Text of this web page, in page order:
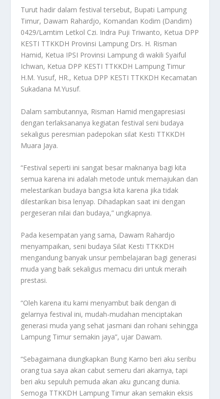
Turut hadir dalam festival tersebut, Bupati Lampung
Timur, Dawam Rahardjo, Komandan Kodim (Dandim)
0429/Lamtim Letkol Czi. Indra Puji Triwanto, Ketua DPP
KESTI TTKKDH Provinsi Lampung Drs. H. Risman
Hamid, Ketua IPSI Provinsi Lampung di wakili Syaiful
Ichwan, Ketua DPP KESTI TTKKDH Lampung Timur
H.M. Yusuf, HR., Ketua DPP KESTI TTKKDH Kecamatan
Sukadana M.Yusuf.
Dalam sambutannya, Risman Hamid mengapresiasi
dengan terlaksananya kegiatan festival seni budaya
sekaligus peresmian padepokan silat Kesti TTKKDH
Muara Jaya.
“Festival seperti ini sangat besar maknanya bagi kita
semua karena ini adalah metode untuk memajukan dan
melestarikan budaya bangsa kita karena jika tidak
dilestarikan bisa lenyap. Dihadapkan saat ini dengan
pergeseran nilai dan budaya,” ungkapnya.
Pada kesempatan yang sama, Dawam Rahardjo
menyampaikan, seni budaya Silat Kesti TTKKDH
mengandung banyak unsur pembelajaran bagi generasi
muda yang baik sekaligus memacu diri untuk meraih
prestasi.
“Oleh karena itu kami menyambut baik dengan di
gelarnya festival ini, mudah-mudahan menciptakan
generasi muda yang sehat jasmani dan rohani sehingga
Lampung Timur semakin jaya”, ujar Dawam.
“Sebagaimana diungkapkan Bung Karno beri aku seribu
orang tua saya akan cabut semeru dari akarnya, tapi
beri aku sepuluh pemuda akan aku guncang dunia.
Semoga TTKKDH Lampung Timur akan semakin eksis